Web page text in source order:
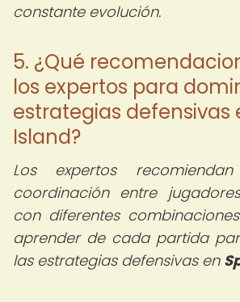
constante evolución.
5. ¿Qué
los expertos para
estrategias defensivas
Island?
Los expertos
coordinación entre
con diferentes
aprender de cada partida
las estrategias defensivas en